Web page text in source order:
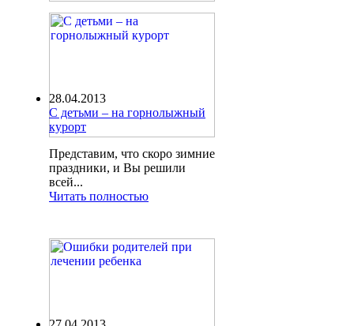
28.04.2013
С детьми – на горнолыжный
курорт
Представим, что скоро зимние
праздники, и Вы решили
всей...
Читать полностью